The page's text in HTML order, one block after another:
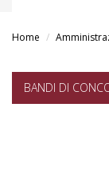
Home
BANDI DI